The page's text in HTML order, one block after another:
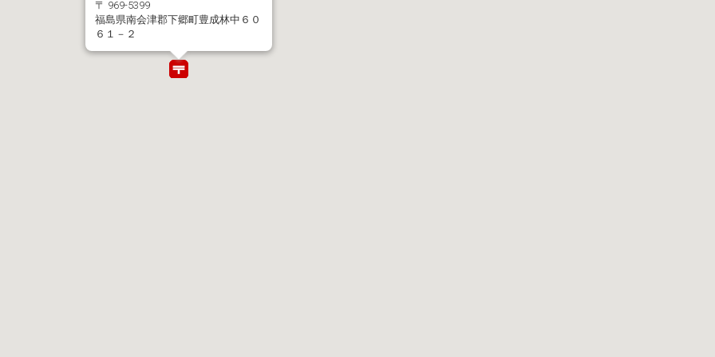
〒 969-5399
福島県南会津郡下郷町豊成林中６０
６１－２